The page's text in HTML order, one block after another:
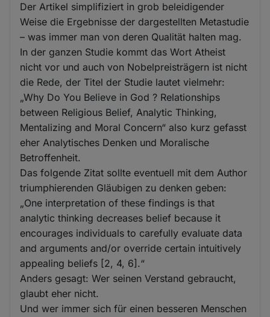
Der Artikel simplifiziert in grob beleidigender
Weise die Ergebnisse der dargestellten Metastudie
– was immer man von deren Qualität halten mag.
In der ganzen Studie kommt das Wort Atheist
nicht vor und auch von Nobelpreisträgern ist nicht
die Rede, der Titel der Studie lautet vielmehr:
„Why Do You Believe in God ? Relationships
between Religious Belief, Analytic Thinking,
Mentalizing and Moral Concern“ also kurz gefasst
eher Analytisches Denken und Moralische
Betroffenheit.
Das folgende Zitat sollte eventuell mit dem Author
triumphierenden Gläubigen zu denken geben:
„One interpretation of these findings is that
analytic thinking decreases belief because it
encourages individuals to carefully evaluate data
and arguments and/or override certain intuitively
appealing beliefs [2, 4, 6].“
Anders gesagt: Wer seinen Verstand gebraucht,
glaubt eher nicht.
Und wer immer sich für einen besseren Menschen